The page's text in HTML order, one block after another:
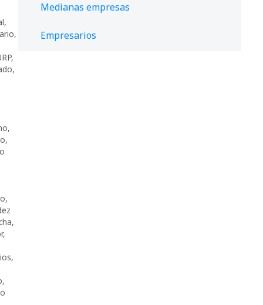
,
,
,
,
,
,
,
,
,
,
,
Medianas empresas
Empresarios